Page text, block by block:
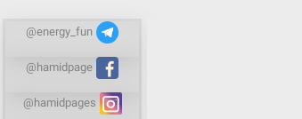
@energy_fun
@hamidpage
@hamidpages